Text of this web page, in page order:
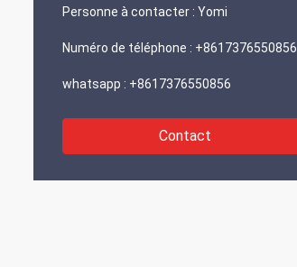
Personne à contacter : Yomi
Numéro de téléphone : +8617376550856
whatsapp : +8617376550856
Contact